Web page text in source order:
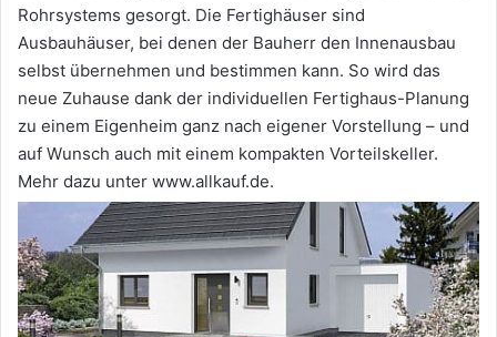
Rohrsystems gesorgt. Die Fertighäuser sind
Ausbauhäuser, bei denen der Bauherr den Innenausbau
selbst übernehmen und bestimmen kann. So wird das
neue Zuhause dank der individuellen Fertighaus-Planung
zu einem Eigenheim ganz nach eigener Vorstellung – und
auf Wunsch auch mit einem kompakten Vorteilskeller.
Mehr dazu unter www.allkauf.de.